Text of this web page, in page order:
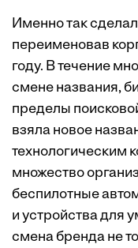
Именно так
переименовав
году. В течение
смене названия,
пределы
взяла новое
технологическим
множество
беспилотные
и устройства для
смена бренда не